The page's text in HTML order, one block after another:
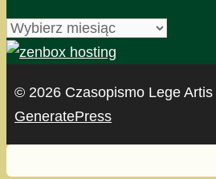
archiwum
© 2026 Czasopismo Lege Artis
GeneratePress